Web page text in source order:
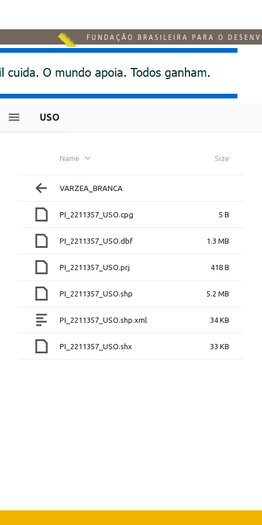
USO
Name Size
VARZEA_BRANCA
PI_2211357_USO.cpg 5 B
PI_2211357_USO.dbf 1.3 MB
PI_2211357_USO.prj 418 B
PI_2211357_USO.shp 5.2 MB
PI_2211357_USO.shp.xml 34 KB
PI_2211357_USO.shx 33 KB